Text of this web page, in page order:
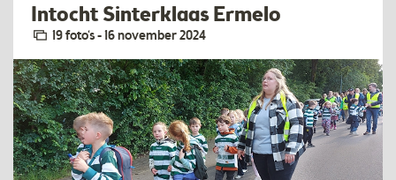
Intocht Sinterklaas Ermelo
19 foto‘s - 16 november 2024